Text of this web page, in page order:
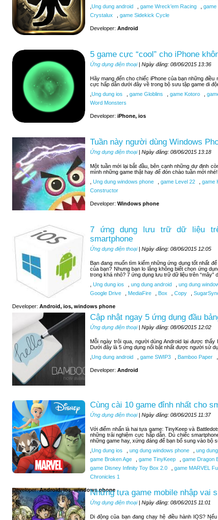
Ung dung android game Wreck’em Racing
game
Crystalux
game Sidekick Cycle
Developer: Android
5 game cực “cool” cho iPhone
Ứng dụng điện thoại| Ngày đăng: 08/06/2015 13:36
Hãy mang đến cho chiếc iPhone của bạn những
cực hấp dẫn dưới đây về trong bộ sưu tập game di
Ung dung ios game Globlins game Kotoro
Word Monsters
Developer: iPhone, ios
Tuần này người dùng Windows
Ứng dụng điện thoại| Ngày đăng: 08/06/2015 13:18
Một tuần mới lại bắt đầu, bên cạnh những dự định
mình những game thật hay để đón chào tuần mới nhé!
Ung dung windows phone game Level 22
game
Constructor
Developer: Windows phone
7 ứng dụng lưu trữ dữ liệu
smartphone
Ứng dụng điện thoại| Ngày đăng: 08/06/2015 12:05
Bạn đang muốn tìm kiếm những ứng dụng tốt nhất
của bạn? Nhưng bạn lo lắng không biết chọn ứng
trong khá nhỏ? 7 ứng dụng lưu trữ dữ liệu trên “mây”
Ung dung ios ung dung android
ung dung
Google Drive
MediaFire Box Copy
Developer: Android, ios, windows phone
Cập nhật ngay 5 ứng dụng đầu
Ứng dụng điện thoại| Ngày đăng: 08/06/2015 12:02
Mỗi ngày trôi qua, người dùng Android lại được
Dưới đây là 5 ứng dụng nổi bật nhất được người sử
Ung dung android game SWIP3 Bamboo Paper
Developer: Android
Cùng cài 10 game đỉnh nhất cho
Ứng dụng điện thoại| Ngày đăng: 08/06/2015 11:37
Với điểm nhấn là hai tựa game: TinyKeep và
những trải nghiệm cực hấp dẫn. Dù chiếc
những game hay, xứng đáng để bạn bổ sung vào bộ
Ung dung ios ung dung windows phone
ung
game Broken Age
game TinyKeep
game Dragon
game Disney Infinity Toy Box 2.0
game MARVEL
Chronicles 1
Developer:Android, ios, windows phoneNhững tựa game mobile nhập vai
Ứng dụng điện thoại| Ngày đăng: 08/06/2015 11:01
Di động của bạn đang chạy hệ điều hành IOS?